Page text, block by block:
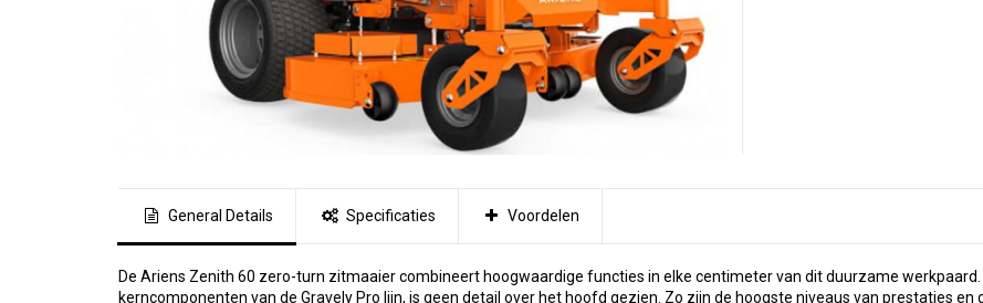
General Details Specificaties Voordelen
De Ariens Zenith 60 zero-turn zitmaaier combineert hoogwaardige functies in elke centimeter van dit duurzame
kerncomponenten van de Gravely Pro lijn, is geen detail over het hoofd gezien. Zo zijn de hoogste niveaus van prestaties